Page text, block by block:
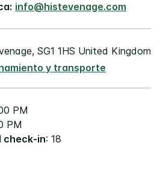
info@histevenage.com
, SG1 1HS United Kingdom
y transporte
PM
PM
check-in: 18